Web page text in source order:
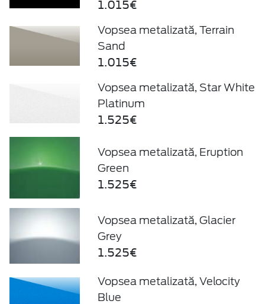
1.015€
Vopsea metalizată, Terrain
Sand
1.015€
Vopsea metalizată, Star White
Platinum
1.525€
Vopsea metalizată, Eruption
Green
1.525€
Vopsea metalizată, Glacier
Grey
1.525€
Vopsea metalizată, Velocity
Blue